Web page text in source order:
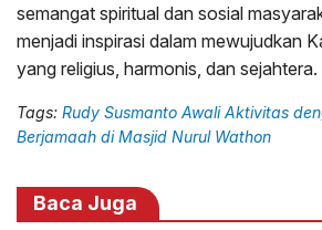
semangat spiritual dan sosial
menjadi inspirasi dalam mewujudkan
yang religius, harmonis, dan sejahtera.
Tags: Rudy Susmanto Awali Aktivitas
Berjamaah di Masjid Nurul Wathon
Baca Juga